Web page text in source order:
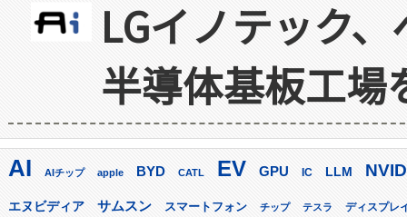
LGイノテック
半導体基板工場
AI AIチップ apple BYD CATL EV GPU IC LLM
エヌビディア サムスン スマートフォン チップ テスラ ディスプレ